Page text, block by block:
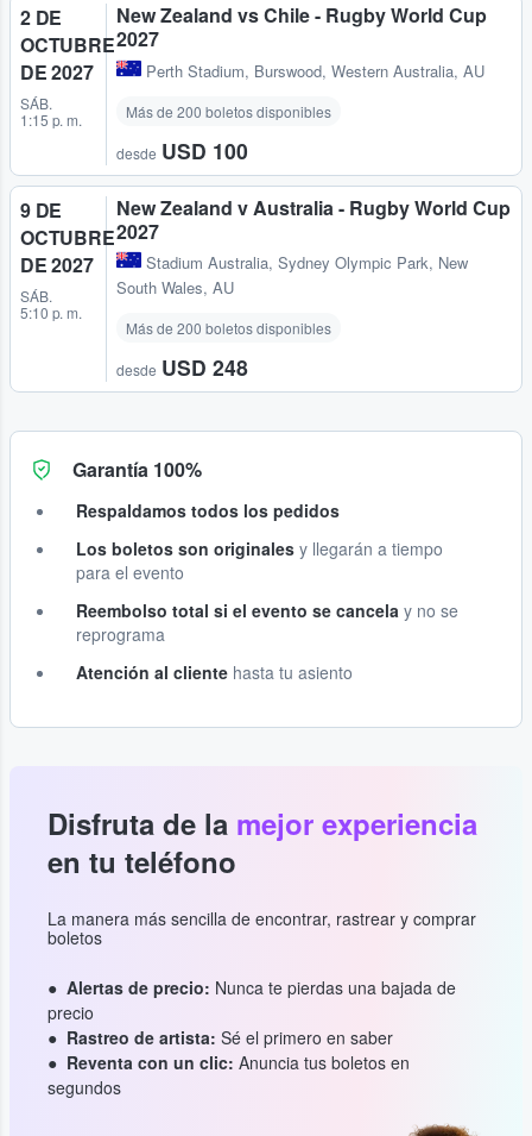
2 DE
OCTUBRE
DE 2027
SÁB.
1:15 p. m.
New Zealand vs Chile - Rugby World Cup
2027
Perth Stadium, Burswood, Western Australia, AU
Más de 200 boletos disponibles
desde USD 100
9 DE
OCTUBRE
DE 2027
SÁB.
5:10 p. m.
New Zealand v Australia - Rugby World Cup
2027
Stadium Australia, Sydney Olympic Park, New
South Wales, AU
Más de 200 boletos disponibles
desde USD 248
Garantía 100%
Respaldamos todos los pedidos
Los boletos son originales y llegarán a tiempo
para el evento
Reembolso total si el evento se cancela y no se
reprograma
Atención al cliente hasta tu asiento
Disfruta de la mejor experiencia
en tu teléfono
La manera más sencilla de encontrar, rastrear y comprar
boletos
Alertas de precio: Nunca te pierdas una bajada de
precio
Rastreo de artista: Sé el primero en saber
Reventa con un clic: Anuncia tus boletos en
segundos